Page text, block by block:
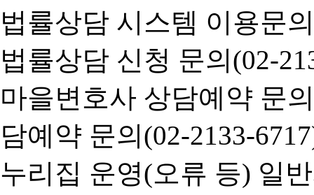
법률상담 시스템 이용문
법률상담 신청 문의(02-
마을변호사 상담예약 문
담예약 문의(02-2133-
누리집 운영(오류 등) 일